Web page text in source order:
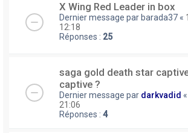
X Wing Red Leader in box
Dernier message par barada37 «
12:18
Réponses : 25
saga gold death star
captive ?
Dernier message par darkvadid «
21:06
Réponses : 4